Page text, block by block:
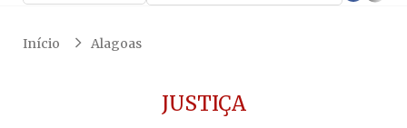
Início Alagoas
JUSTIÇA